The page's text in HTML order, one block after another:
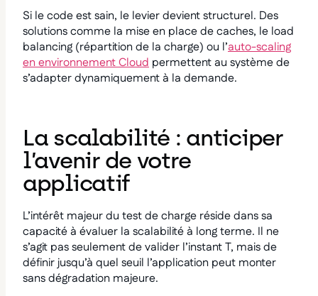
Si le code est sain, le levier devient structurel. Des
solutions comme la mise en place de caches, le load
balancing (répartition de la charge) ou l’auto-scaling
en environnement Cloud permettent au système de
s’adapter dynamiquement à la demande.
La scalabilité : anticiper
l’avenir de votre
applicatif
L’intérêt majeur du test de charge réside dans sa
capacité à évaluer la scalabilité à long terme. Il ne
s’agit pas seulement de valider l’instant T, mais de
définir jusqu’à quel seuil l’application peut monter
sans dégradation majeure.